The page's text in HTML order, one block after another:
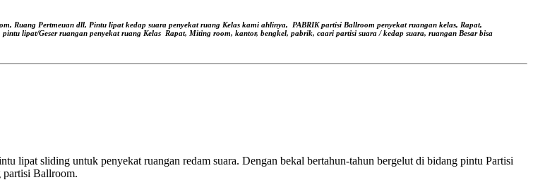
Ruang Pertmeuan dll, Pintu lipat kedap suara penyekat ruang Kelas kami ahlinya,
PABRIK partisi Ballroom penyekat ruangan kelas, Rapat,
lipat/Geser ruangan penyekat ruang Kelas Rapat, Miting room, kantor, bengkel, pabrik, caari partisi suara / kedap suara, ruangan Besar bisa
lipat sliding untuk penyekat ruangan redam suara. Dengan bekal bertahun-tahun bergelut di bidang pintu Partisi
partisi Ballroom.